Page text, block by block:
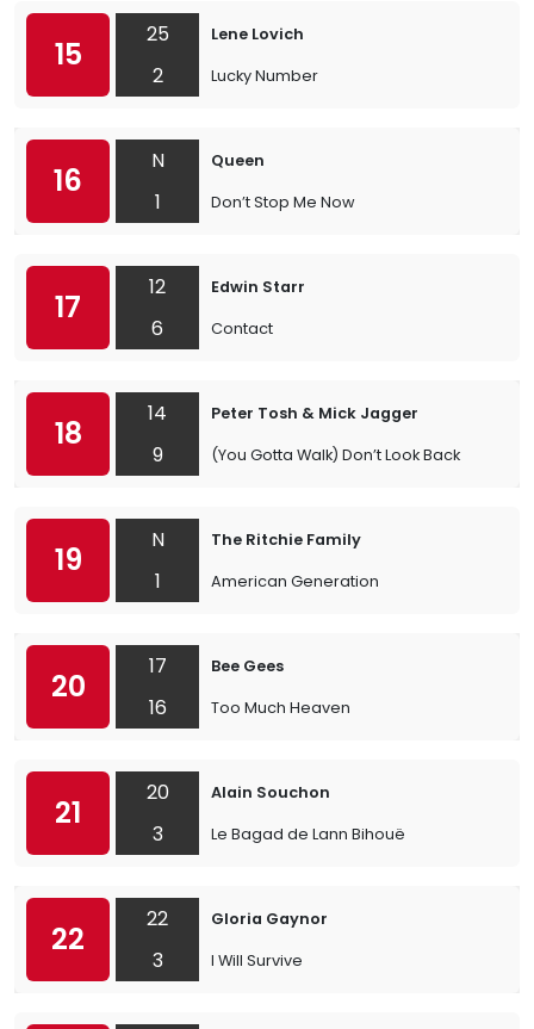
15
25
2
Lene Lovich
Lucky Number
16
N
1
Queen
Don’t Stop Me Now
17
12
6
Edwin Starr
Contact
18
14
9
Peter Tosh & Mick Jagger
(You Gotta Walk) Don’t Look Back
19
N
1
The Ritchie Family
American Generation
20
17
16
Bee Gees
Too Much Heaven
21
20
3
Alain Souchon
Le Bagad de Lann Bihouë
22
22
3
Gloria Gaynor
I Will Survive